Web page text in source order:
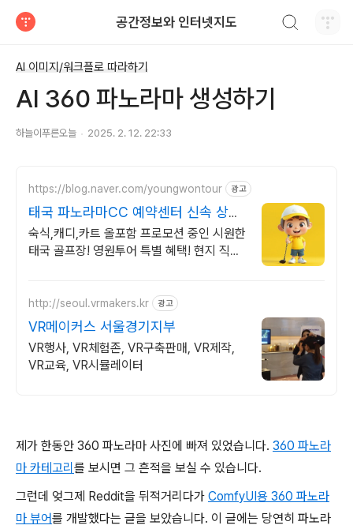
공간정보와 인터넷지도
AI 이미지/워크플로 따라하기
AI 360 파노라마 생성하기
하늘이푸른오늘 2025. 2. 12. 22:33
https://blog.naver.com/youngwontour 광고
태국 파노라마CC 예약센터 신속 상담
영원투어!
숙식,캐디,카트 올포함 프로모션 중인 시원한
태국 골프장! 영원투어 특별 혜택! 현지 직계
http://seoul.vrmakers.kr 광고
VR메이커스 서울경기지부
VR행사, VR체험존, VR구축판매, VR제작,
VR교육, VR시뮬레이터
제가 한동안 360 파노라마 사진에 빠져 있었습니다. 360 파노라
마 카테고리 를 보시면 그 흔적을 보실 수 있습니다.
그런데 엊그제 Reddit을 뒤적거리다가 ComfyUI용 360 파노라
마 뷰어를 개발했다는 글을 보았습니다. 이 글에는 당연히 파노라